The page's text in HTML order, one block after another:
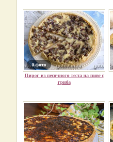
8 фото
Пирог из песочного теста на пиве с
гриба